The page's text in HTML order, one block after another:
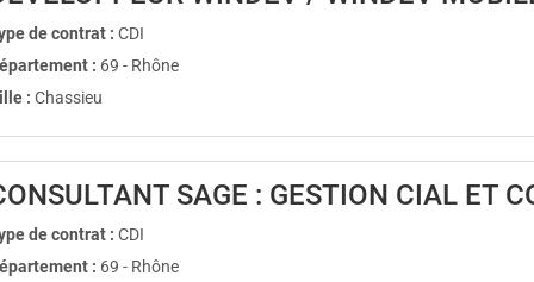
de contrat : CDI
: 69 - Rhône
: Chassieu
SAGE : GESTION CIAL ET
de contrat : CDI
: 69 - Rhône